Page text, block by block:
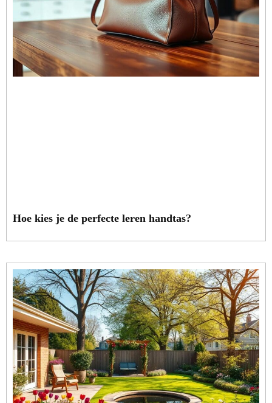
Hoe kies je de perfecte leren handtas?